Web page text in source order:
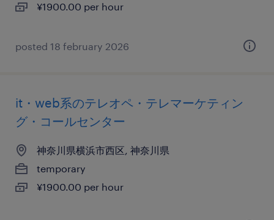
¥1900.00 per hour
posted 18 february 2026
it・web系のテレオペ・テレマーケティン
グ・コールセンター
神奈川県横浜市西区, 神奈川県
temporary
¥1900.00 per hour